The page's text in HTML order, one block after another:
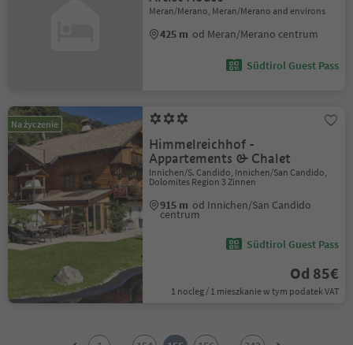
Meran/Merano, Meran/Merano and environs
425 m od Meran/Merano centrum
Südtirol Guest Pass
Na życzenie
Himmelreichhof -
Appartements & Chalet
Innichen/S. Candido, Innichen/San Candido,
Dolomites Region 3 Zinnen
915 m od Innichen/San Candido
centrum
Südtirol Guest Pass
Od 85€
1 nocleg / 1 mieszkanie w tym podatek VAT